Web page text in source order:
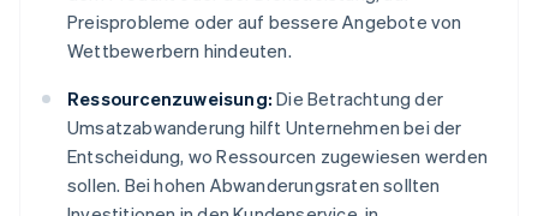
Preisprobleme oder auf bessere Angebote von
Wettbewerbern hindeuten.
Ressourcenzuweisung: Die Betrachtung der
Umsatzabwanderung hilft Unternehmen bei der
Entscheidung, wo Ressourcen zugewiesen werden
sollen. Bei hohen Abwanderungsraten sollten